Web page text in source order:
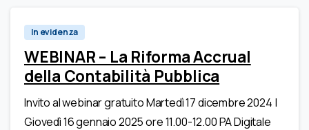
In evidenza
WEBINAR – La Riforma Accrual
della Contabilità Pubblica
Invito al webinar gratuito Martedì 17 dicembre 2024 |
Giovedì 16 gennaio 2025 ore 11.00-12.00 PA Digitale